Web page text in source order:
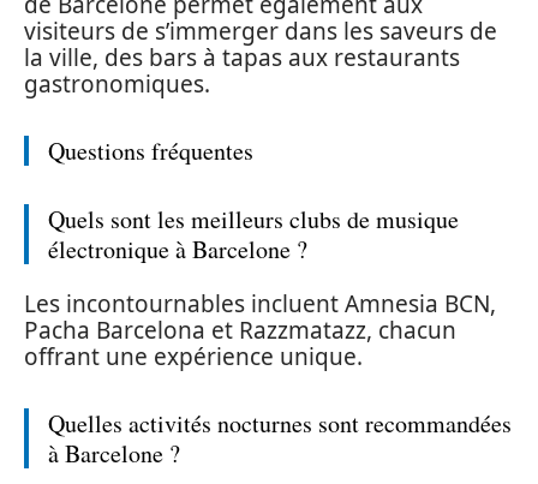
visiteurs de s’immerger dans les saveurs de
la ville, des bars à tapas aux restaurants
gastronomiques.
Questions fréquentes
Quels sont les meilleurs clubs de musique
électronique à Barcelone ?
Les incontournables incluent Amnesia BCN,
Pacha Barcelona et Razzmatazz, chacun
offrant une expérience unique.
Quelles activités nocturnes sont recommandées
à Barcelone ?